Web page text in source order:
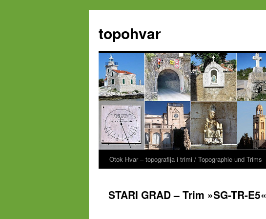
springen
topohvar
Otok Hvar – topografija i trimi / Topographie und Trims
STARI GRAD – Trim »SG-TR-E5«